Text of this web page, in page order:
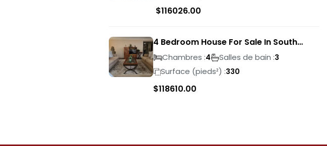
$116026.00
4 Bedroom House For Sale In South
CrestChambres :4 Salles de bain :3
Surface (pieds²) :330
$118610.00